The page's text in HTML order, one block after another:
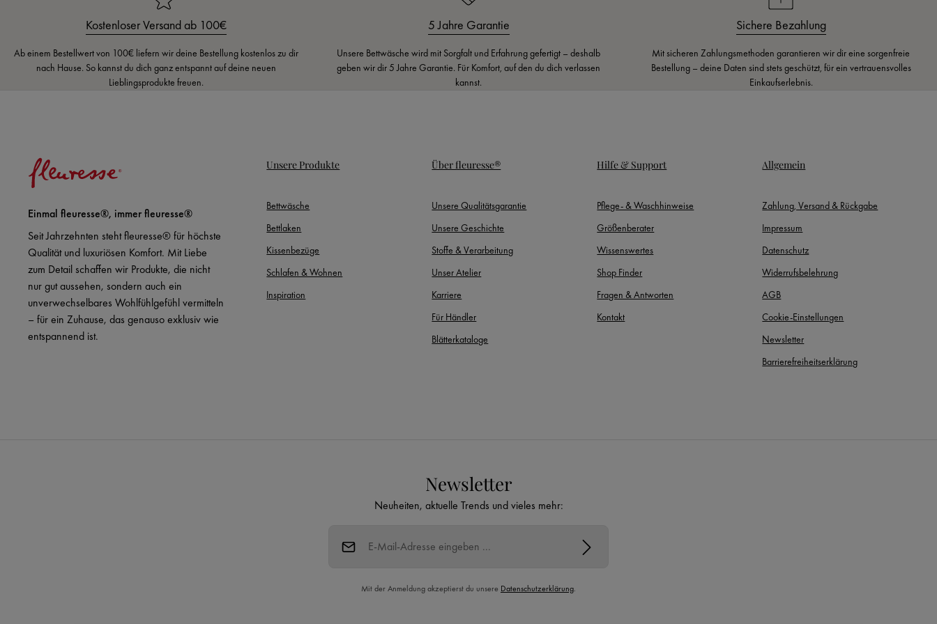
Kostenloser Versand ab 100€
Ab einem Bestellwert von 100€ liefern wir deine Bestellung kostenlos zu dir
nach Hause. So kannst du dich ganz entspannt auf deine neuen
Lieblingsprodukte freuen.
5 Jahre Garantie
Unsere Bettwäsche wird mit Sorgfalt und Erfahrung gefertigt – deshalb
geben wir dir 5 Jahre Garantie. Für Komfort, auf den du dich verlassen
kannst.
Sichere Bezahlung
Mit sicheren Zahlungsmethoden garantieren wir dir eine sorgenfreie
Bestellung – deine Daten sind stets geschützt, für ein vertrauensvolles
Einkaufserlebnis.
Einmal fleuresse®, immer fleuresse®
Seit Jahrzehnten steht fleuresse® für höchste
Qualität und luxuriösen Komfort. Mit Liebe
zum Detail schaffen wir Produkte, die nicht
nur gut aussehen, sondern auch ein
unverwechselbares Wohlfühlgefühl vermitteln
– für ein Zuhause, das genauso exklusiv wie
entspannend ist.
Unsere Produkte
Bettwäsche
Bettlaken
Kissenbezüge
Schlafen & Wohnen
Inspiration
Über fleuresse®
Unsere Qualitätsgarantie
Unsere Geschichte
Stoffe & Verarbeitung
Unser Atelier
Karriere
Für Händler
Blätterkataloge
Hilfe & Support
Pflege- & Waschhinweise
Größenberater
Wissenswertes
Shop Finder
Fragen & Antworten
Kontakt
Allgemein
Zahlung, Versand & Rückgabe
Impressum
Datenschutz
Widerrufsbelehrung
AGB
Cookie-Einstellungen
Newsletter
Barrierefreiheitserklärung
Newsletter
Neuheiten, aktuelle Trends und vieles mehr:
Mit der Anmeldung akzeptierst du unsere Datenschutzerklärung.